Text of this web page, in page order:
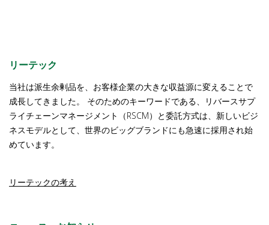
リーテック
当社は派生余剰品を、お客様企業の大きな収益源に変えることで
成長してきました。 そのためのキーワードである、リバースサプ
ライチェーンマネージメント（RSCM）と委託方式は、新しいビジ
ネスモデルとして、世界のビッグブランドにも急速に採用され始
めています。
リーテックの考え